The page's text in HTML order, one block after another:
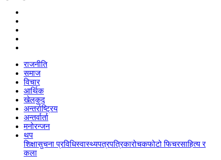
राजनीति
समाज
विचार
आर्थिक
खेलकुद
अन्तर्राष्ट्रिय
अन्तर्वार्ता
मनोरन्जन
थप
शिक्षासुचना प्रविधिस्वास्थ्यपत्रपत्रिकारोचकफोटो फिचरसाहित्य र
कला